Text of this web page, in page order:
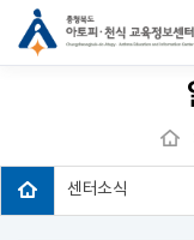
센터소식